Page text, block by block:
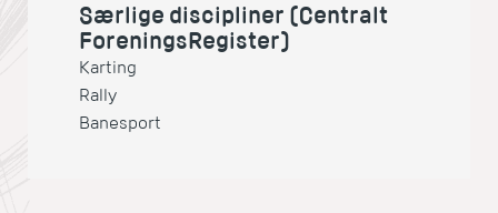
Særlige discipliner (Centralt
ForeningsRegister)
Karting
Rally
Banesport